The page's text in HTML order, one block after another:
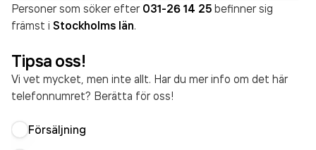
Personer som söker efter 031-26 14 25 befinner sig
främst i Stockholms län.
Tipsa oss!
Vi vet mycket, men inte allt. Har du mer info om det här
telefonnumret? Berätta för oss!
Försäljning